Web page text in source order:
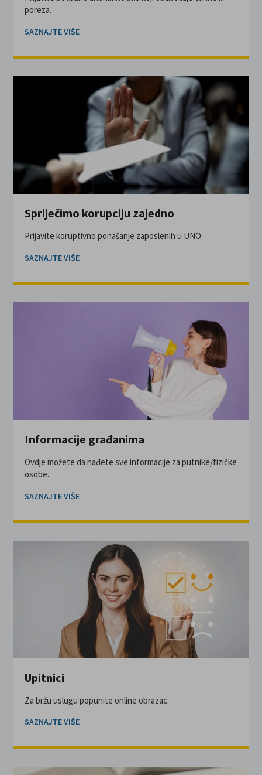
poreza.
SAZNAJTE VIŠE
Spriječimo korupciju zajedno
Prijavite koruptivno ponašanje zaposlenih u UNO.
SAZNAJTE VIŠE
Informacije građanima
Ovdje možete da nađete sve informacije za putnike/fizičke
osobe.
SAZNAJTE VIŠE
Upitnici
Za bržu uslugu popunite online obrazac.
SAZNAJTE VIŠE